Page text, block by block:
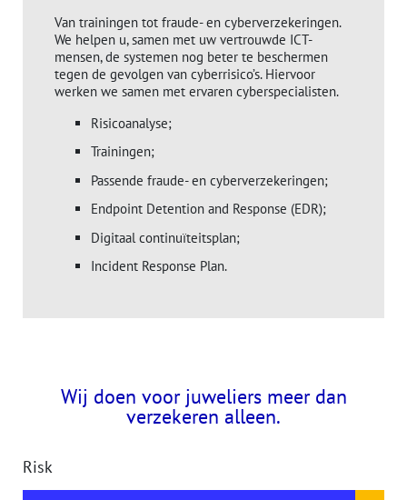
Van trainingen tot fraude- en cyberverzekeringen.
We helpen u, samen met uw vertrouwde ICT-
mensen, de systemen nog beter te beschermen
tegen de gevolgen van cyberrisico’s. Hiervoor
werken we samen met ervaren cyberspecialisten.
Risicoanalyse;
Trainingen;
Passende fraude- en cyberverzekeringen;
Endpoint Detention and Response (EDR);
Digitaal continuïteitsplan;
Incident Response Plan.
Wij doen voor juweliers meer dan
verzekeren alleen.
Risk